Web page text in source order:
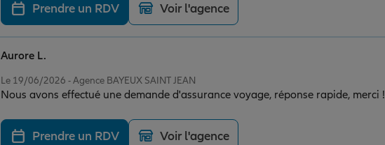
Prendre un RDV Voir l'agence
Le 19/06/2026 - Agence BAYEUX SAINT JEAN
Nous avons effectué une demande d'assurance voyage, réponse rapide, merci !
Aurore L.
Prendre un RDV Voir l'agence